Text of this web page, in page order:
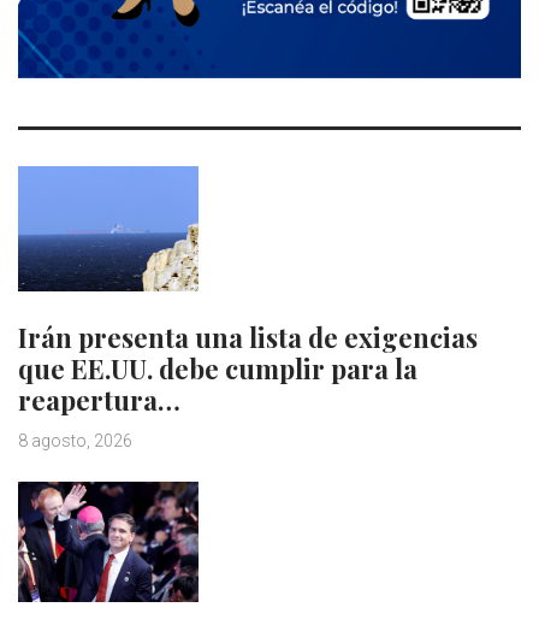
Irán presenta una lista de exigencias
que EE.UU. debe cumplir para la
reapertura…
8 agosto, 2026